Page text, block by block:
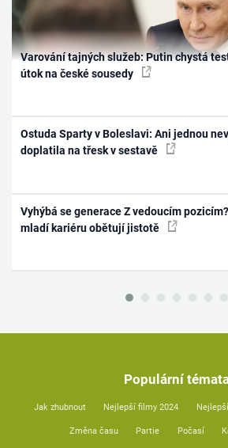
Varování tajných služeb: Putin chystá
útok na české sousedy
Ostuda Sparty v Boleslavi: Ani jednou
doplatila na třesk v sestavě
Vyhýbá se generace Z vedoucím
mladí kariéru obětují jistotě
Populární
Jak zhubnout Nejlepší filmy 2024
Změna času Partie Počasí